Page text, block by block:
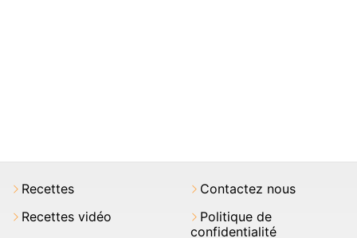
Recettes
Recettes vidéo
Contactez nous
Politique de
confidentialité